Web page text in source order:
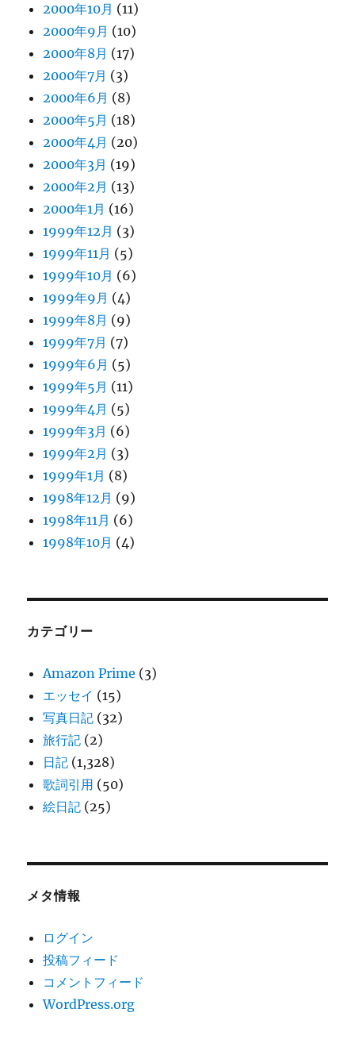
2000年10月 (11)
2000年9月 (10)
2000年8月 (17)
2000年7月 (3)
2000年6月 (8)
2000年5月 (18)
2000年4月 (20)
2000年3月 (19)
2000年2月 (13)
2000年1月 (16)
1999年12月 (3)
1999年11月 (5)
1999年10月 (6)
1999年9月 (4)
1999年8月 (9)
1999年7月 (7)
1999年6月 (5)
1999年5月 (11)
1999年4月 (5)
1999年3月 (6)
1999年2月 (3)
1999年1月 (8)
1998年12月 (9)
1998年11月 (6)
1998年10月 (4)
カテゴリー
Amazon Prime (3)
エッセイ (15)
写真日記 (32)
旅行記 (2)
日記 (1,328)
歌詞引用 (50)
絵日記 (25)
メタ情報
ログイン
投稿フィード
コメントフィード
WordPress.org